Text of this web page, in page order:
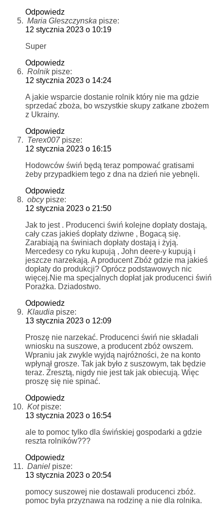
Odpowiedz
Maria Gleszczynska pisze:
12 stycznia 2023 o 10:19
Super
Odpowiedz
Rolnik pisze:
12 stycznia 2023 o 14:24
A jakie wsparcie dostanie rolnik który nie ma gdzie
sprzedać zboża, bo wszystkie skupy zatkane zbożem
z Ukrainy.
Odpowiedz
Terex007 pisze:
12 stycznia 2023 o 16:15
Hodowców świń będą teraz pompować gratisami
żeby przypadkiem tego z dna na dzień nie yebnęli.
Odpowiedz
obcy pisze:
12 stycznia 2023 o 21:50
Jak to jest . Producenci świń kolejne dopłaty dostają,
cały czas jakieś dopłaty dziwne , Bogacą się.
Zarabiają na świniach dopłaty dostają i żyją.
Mercedesy co ryku kupują , John deere-y kupują i
jeszcze narzekają. A producent Zbóż gdzie ma jakieś
dopłaty do produkcji? Oprócz podstawowych nic
więcej.Nie ma specjalnych dopłat jak producenci świń
Porażka. Dziadostwo.
Odpowiedz
Klaudia pisze:
13 stycznia 2023 o 12:09
Proszę nie narzekać. Producenci świń nie składali
wniosku na suszowe, a producent zbóż owszem.
Wpraniu jak zwykle wyjdą najróżności, że na konto
wpłynął grosze. Tak jak było z suszowym, tak będzie
teraz. Zresztą, nigdy nie jest tak jak obiecują. Więc
proszę się nie spinać.
Odpowiedz
Kot pisze:
13 stycznia 2023 o 16:54
ale to pomoc tylko dla świńskiej gospodarki a gdzie
reszta rolników???
Odpowiedz
Daniel pisze:
13 stycznia 2023 o 20:54
pomocy suszowej nie dostawali producenci zbóż.
pomoc była przyznawa na rodzinę a nie dla rolnika.